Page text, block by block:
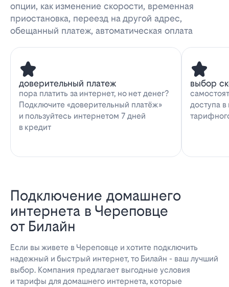
опции, как изменение скорости, временная
приостановка, переезд на другой адрес,
обещанный платеж, автоматическая оплата
доверительный платеж
пора платить за интернет, но нет денег?
Подключите «доверительный платёж»
и пользуйтесь интернетом 7 дней
в кредит
выбор
доступа
Подключение домашнего
интернета в Череповце
от Билайн
Если вы живете в Череповце и хотите подключить
надежный и быстрый интернет, то Билайн - ваш лучший
выбор. Компания предлагает выгодные условия
и тарифы для домашнего интернета, которые